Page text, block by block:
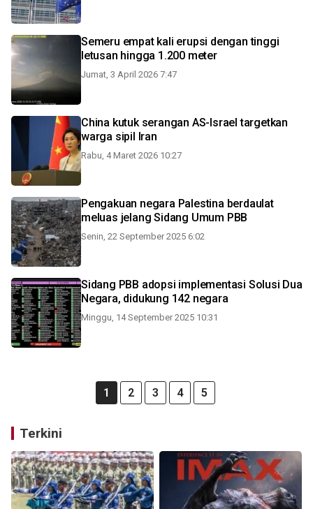
Semeru empat kali erupsi dengan tinggi
letusan hingga 1.200 meter
Jumat, 3 April 2026 7:47
China kutuk serangan AS-Israel targetkan
warga sipil Iran
Rabu, 4 Maret 2026 10:27
Pengakuan negara Palestina berdaulat
meluas jelang Sidang Umum PBB
Senin, 22 September 2025 6:02
Sidang PBB adopsi implementasi Solusi Dua
Negara, didukung 142 negara
Minggu, 14 September 2025 10:31
1 2 3 4 5
Terkini